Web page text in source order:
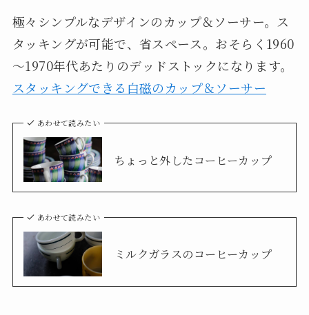
極々シンプルなデザインのカップ＆ソーサー。ス
タッキングが可能で、省スペース。おそらく1960
～1970年代あたりのデッドストックになります。
スタッキングできる白磁のカップ＆ソーサー
あわせて読みたい
ちょっと外したコーヒーカップ
あわせて読みたい
ミルクガラスのコーヒーカップ